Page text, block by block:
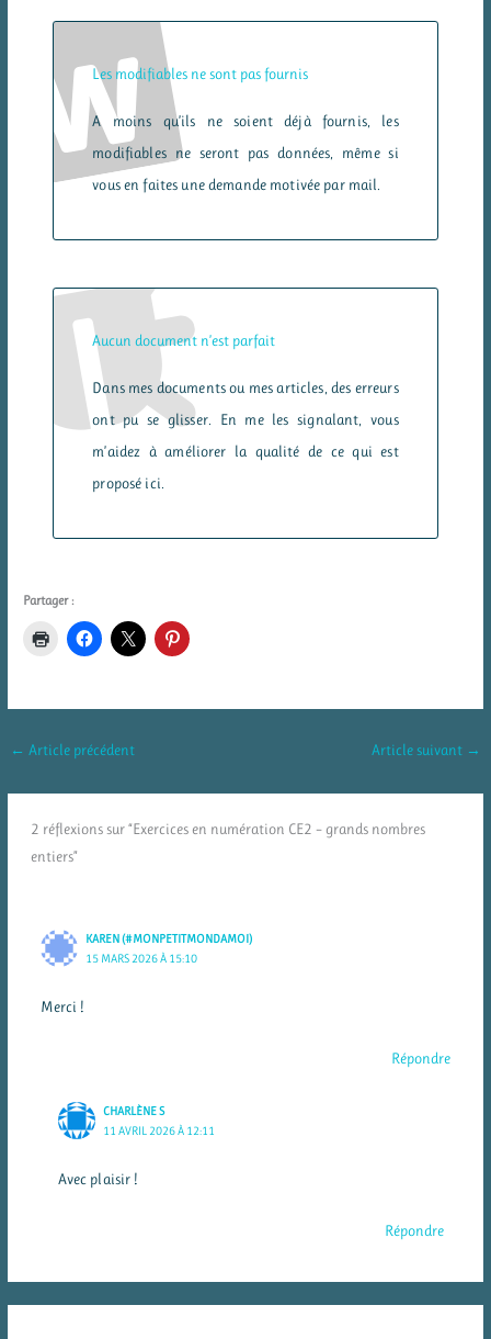
Les modifiables ne sont pas fournis
A moins qu’ils ne soient déjà fournis, les
modifiables ne seront pas données, même si
vous en faites une demande motivée par mail.
Aucun document n’est parfait
Dans mes documents ou mes articles, des erreurs
ont pu se glisser. En me les signalant, vous
m’aidez à améliorer la qualité de ce qui est
proposé ici.
Partager :
← Article précédent Article suivant →
2 réflexions sur “Exercices en numération CE2 – grands nombres
entiers”
KAREN (#MONPETITMONDAMOI)
15 MARS 2026 À 15:10
Merci !
Répondre
CHARLÈNE S
11 AVRIL 2026 À 12:11
Avec plaisir !
Répondre